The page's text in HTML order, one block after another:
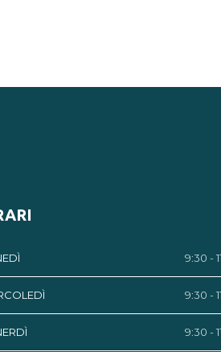
9:30 -
9:30 -
9:30 -